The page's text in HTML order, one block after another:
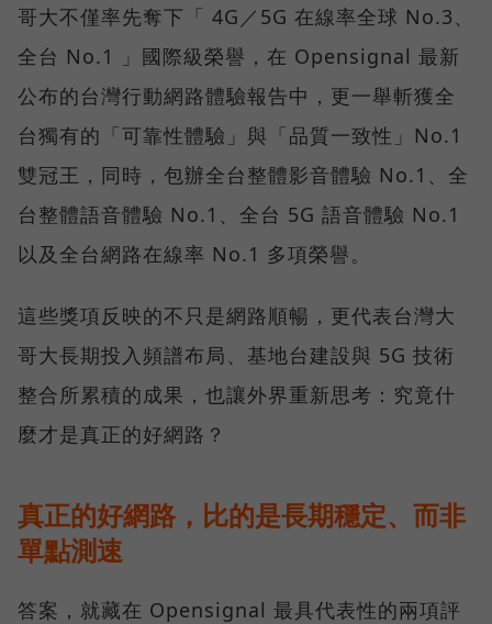
哥大不僅率先奪下「 4G／5G 在線率全球 No.3、
全台 No.1 」國際級榮譽，在 Opensignal 最新
公布的台灣行動網路體驗報告中，更一舉斬獲全
台獨有的「可靠性體驗」與「品質一致性」No.1
雙冠王，同時，包辦全台整體影音體驗 No.1、全
台整體語音體驗 No.1、全台 5G 語音體驗 No.1
以及全台網路在線率 No.1 多項榮譽。
這些獎項反映的不只是網路順暢，更代表台灣大
哥大長期投入頻譜布局、基地台建設與 5G 技術
整合所累積的成果，也讓外界重新思考：究竟什
麼才是真正的好網路？
真正的好網路，比的是長期穩定、而非
單點測速
答案，就藏在 Opensignal 最具代表性的兩項評